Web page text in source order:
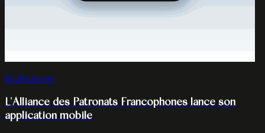
Réalisations
L'Alliance des Patronats Francophones lance son
application mobile